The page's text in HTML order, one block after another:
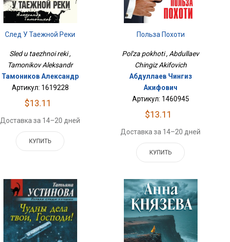
След У Таежной Реки
Sled u taezhnoi reki ,
Tamonikov Aleksandr
Тамоников Александр
Артикул: 1619228
$13.11
Доставка за 14–20 дней
КУПИТЬ
Польза Похоти
Pol'za pokhoti , Abdullaev
Chingiz Akifovich
Абдуллаев Чингиз
Акифович
Артикул: 1460945
$13.11
Доставка за 14–20 дней
КУПИТЬ